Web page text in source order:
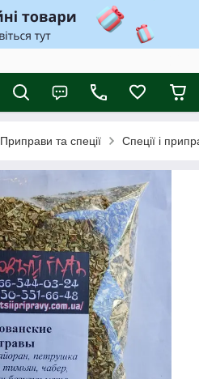
Приправи та спеції Спеції і